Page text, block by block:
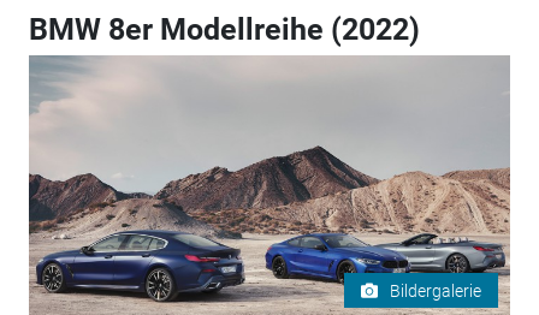
BMW 8er Modellreihe (2022)
Bildergalerie